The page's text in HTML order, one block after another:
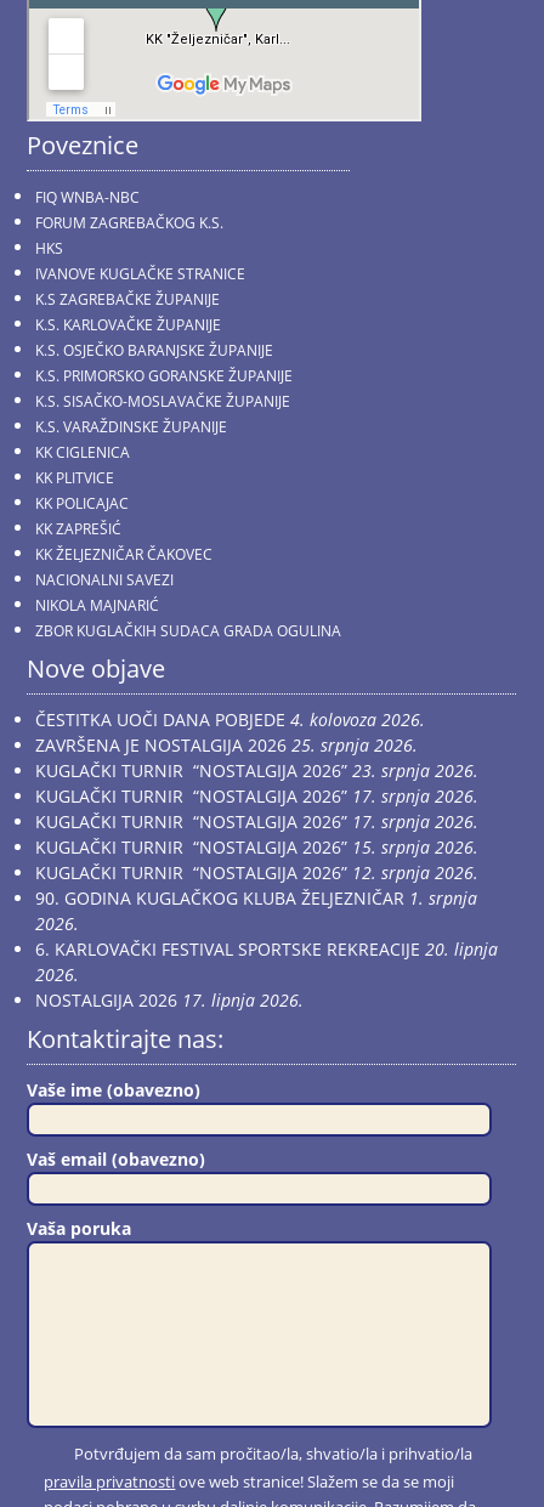
Poveznice
FIQ WNBA-NBC
FORUM ZAGREBAČKOG K.S.
HKS
IVANOVE KUGLAČKE STRANICE
K.S ZAGREBAČKE ŽUPANIJE
K.S. KARLOVAČKE ŽUPANIJE
K.S. OSJEČKO BARANJSKE ŽUPANIJE
K.S. PRIMORSKO GORANSKE ŽUPANIJE
K.S. SISAČKO-MOSLAVAČKE ŽUPANIJE
K.S. VARAŽDINSKE ŽUPANIJE
KK CIGLENICA
KK PLITVICE
KK POLICAJAC
KK ZAPREŠIĆ
KK ŽELJEZNIČAR ČAKOVEC
NACIONALNI SAVEZI
NIKOLA MAJNARIĆ
ZBOR KUGLAČKIH SUDACA GRADA OGULINA
Nove objave
ČESTITKA UOČI DANA POBJEDE 4. kolovoza 2026.
ZAVRŠENA JE NOSTALGIJA 2026 25. srpnja 2026.
KUGLAČKI TURNIR “NOSTALGIJA 2026” 23. srpnja 2026.
KUGLAČKI TURNIR “NOSTALGIJA 2026” 17. srpnja 2026.
KUGLAČKI TURNIR “NOSTALGIJA 2026” 17. srpnja 2026.
KUGLAČKI TURNIR “NOSTALGIJA 2026” 15. srpnja 2026.
KUGLAČKI TURNIR “NOSTALGIJA 2026” 12. srpnja 2026.
90. GODINA KUGLAČKOG KLUBA ŽELJEZNIČAR 1. srpnja
2026.
6. KARLOVAČKI FESTIVAL SPORTSKE REKREACIJE 20. lipnja
2026.
NOSTALGIJA 2026 17. lipnja 2026.
Kontaktirajte nas:
Vaše ime (obavezno)
Vaš email (obavezno)
Vaša poruka
Potvrđujem da sam pročitao/la, shvatio/la i prihvatio/la
pravila privatnostiove web stranice! Slažem se da se moji